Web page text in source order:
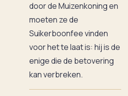
door de Muizenkoning en
moeten ze de
Suikerboonfee vinden
voor het te laat is: hij is de
enige die de betovering
kan verbreken.